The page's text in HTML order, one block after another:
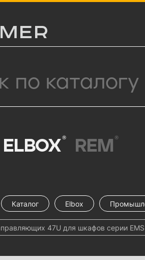
Remer
ELBOX® REM ®
Каталог Elbox
47U для шкафов серии